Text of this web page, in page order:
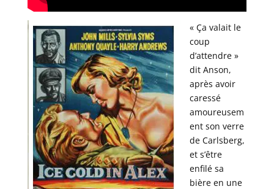
« Ça valait le
coup
d’attendre »
dit Anson,
après avoir
caressé
amoureusem
ent son verre
de Carlsberg,
et s’être
enfilé sa
bière en une